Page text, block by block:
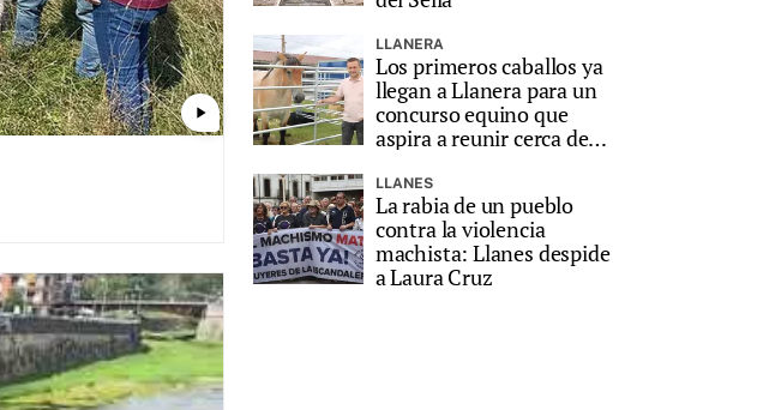
play_arrow
LLANERA
Los primeros caballos ya
llegan a Llanera para un
concurso equino que
aspira a reunir cerca de
LLANES
La rabia de un pueblo
contra la violencia
machista: Llanes despide
a Laura Cruz